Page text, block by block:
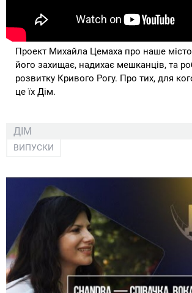
Проект Михайла Цемаха про наше місто
його захищає, надихає мешканців, та
розвитку Кривого Рогу. Про тих, для
це їх Дім.
ДІМ
ВИПУСКИ